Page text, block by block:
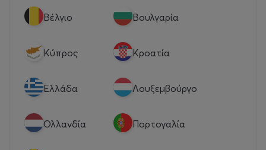
Βέλγιο Βουλγαρία
Κύπρος Κροατία
Eλλάδα Λουξεμβούργο
Ολλανδία Πορτογαλία